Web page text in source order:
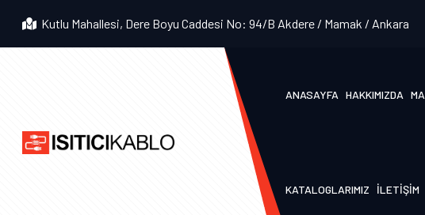
Kutlu Mahallesi, Dere Boyu Caddesi No: 94/B Akdere / Mamak / Ankara
ANASAYFA HAKKIMIZDA
KATALOGLARIMIZ İLETİŞİM